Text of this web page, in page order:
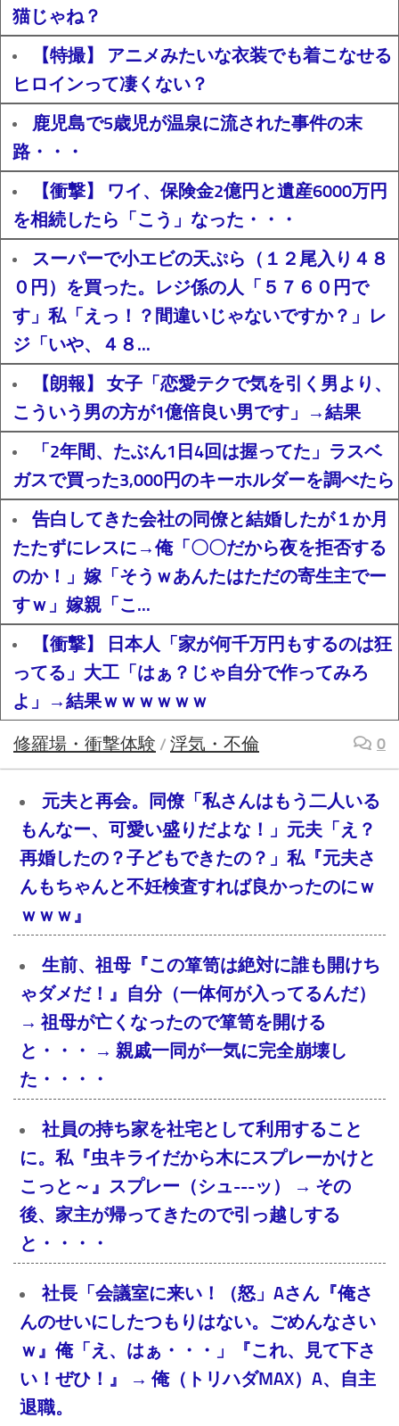
猫じゃね？
【特撮】 アニメみたいな衣装でも着こなせる
ヒロインって凄くない？
鹿児島で5歳児が温泉に流された事件の末
路・・・
【衝撃】 ワイ、保険金2億円と遺産6000万円
を相続したら「こう」なった・・・
スーパーで小エビの天ぷら（１２尾入り４８
０円）を買った。レジ係の人「５７６０円で
す」私「えっ！？間違いじゃないですか？」レ
ジ「いや、４８...
【朗報】 女子「恋愛テクで気を引く男より、
こういう男の方が1億倍良い男です」→結果
「2年間、たぶん1日4回は握ってた」ラスベ
ガスで買った3,000円のキーホルダーを調べたら
告白してきた会社の同僚と結婚したが１か月
たたずにレスに→俺「〇〇だから夜を拒否する
のか！」嫁「そうｗあんたはただの寄生主でー
すｗ」嫁親「こ...
【衝撃】 日本人「家が何千万円もするのは狂
ってる」大工「はぁ？じゃ自分で作ってみろ
よ」→結果ｗｗｗｗｗｗ
修羅場・衝撃体験 / 浮気・不倫 0
元夫と再会。同僚「私さんはもう二人いる
もんなー、可愛い盛りだよな！」元夫「え？
再婚したの？子どもできたの？」私『元夫さ
んもちゃんと不妊検査すれば良かったのにｗ
ｗｗｗ』
生前、祖母『この箪笥は絶対に誰も開けち
ゃダメだ！』自分（一体何が入ってるんだ）
→ 祖母が亡くなったので箪笥を開ける
と・・・ → 親戚一同が一気に完全崩壊し
た・・・・
社員の持ち家を社宅として利用すること
に。私『虫キライだから木にスプレーかけと
こっと～』スプレー（シュ---ッ） → その
後、家主が帰ってきたので引っ越しする
と・・・・
社長「会議室に来い！（怒」Aさん『俺さ
んのせいにしたつもりはない。ごめんなさい
ｗ』俺「え、はぁ・・・」『これ、見て下さ
い！ぜひ！』 → 俺（トリハダMAX）A、自主
退職。